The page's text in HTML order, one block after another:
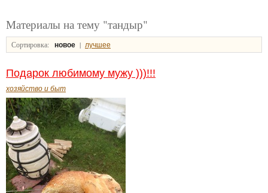
Материалы на тему "тандыр"
Сортировка: новое | лучшее
Подарок любимому мужу )))!!!
хозяйство и быт